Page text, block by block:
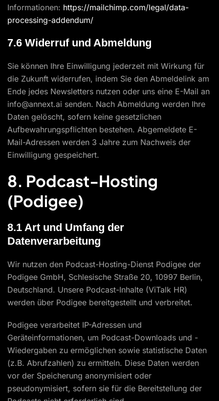
Informationen: https://mailchimp.com/legal/data-
processing-addendum/
7.6 Widerruf und Abmeldung
Sie können Ihre Einwilligung jederzeit mit Wirkung für
die Zukunft widerrufen, indem Sie den Abmeldelink am
Ende jedes Newsletters nutzen oder uns eine E-Mail an
info@annext.ai senden. Nach Abmeldung werden Ihre
Daten gelöscht, sofern keine gesetzlichen
Aufbewahrungspflichten bestehen. Abgemeldete E-
Mail-Adressen werden 3 Jahre zum Nachweis der
Einwilligung gespeichert.
8. Podcast-Hosting
(Podigee)
8.1 Art und Umfang der
Datenverarbeitung
Wir nutzen den Podcast-Hosting-Dienst Podigee der
Podigee GmbH, Schlesische Straße 20, 10997 Berlin,
Deutschland. Unsere Podcast-Inhalte (ViTalk HR)
werden über Podigee bereitgestellt und verbreitet.
Podigee verarbeitet IP-Adressen und
Geräteinformationen, um Podcast-Downloads und -
Wiedergaben zu ermöglichen sowie statistische Daten
(z.B. Abrufzahlen) zu ermitteln. Diese Daten werden
vor der Speicherung anonymisiert oder
pseudonymisiert, sofern sie für die Bereitstellung der